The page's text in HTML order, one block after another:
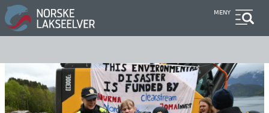
Hopp
til
hovedinnhold
MENY